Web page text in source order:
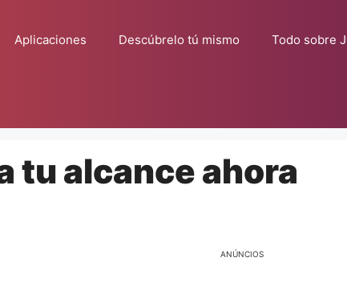
Aplicaciones Descúbrelo tú mismo Todo sobre
tu alcance ahora
ANÚNCIOS